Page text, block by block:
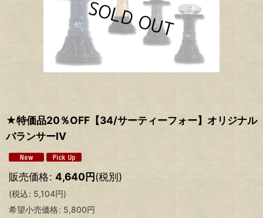
★特価品20％OFF【34/サーティーフォー】オリジナル
バランサーIV
販売価格: 4,640円(税別)
(税込: 5,104円)
希望小売価格: 5,800円